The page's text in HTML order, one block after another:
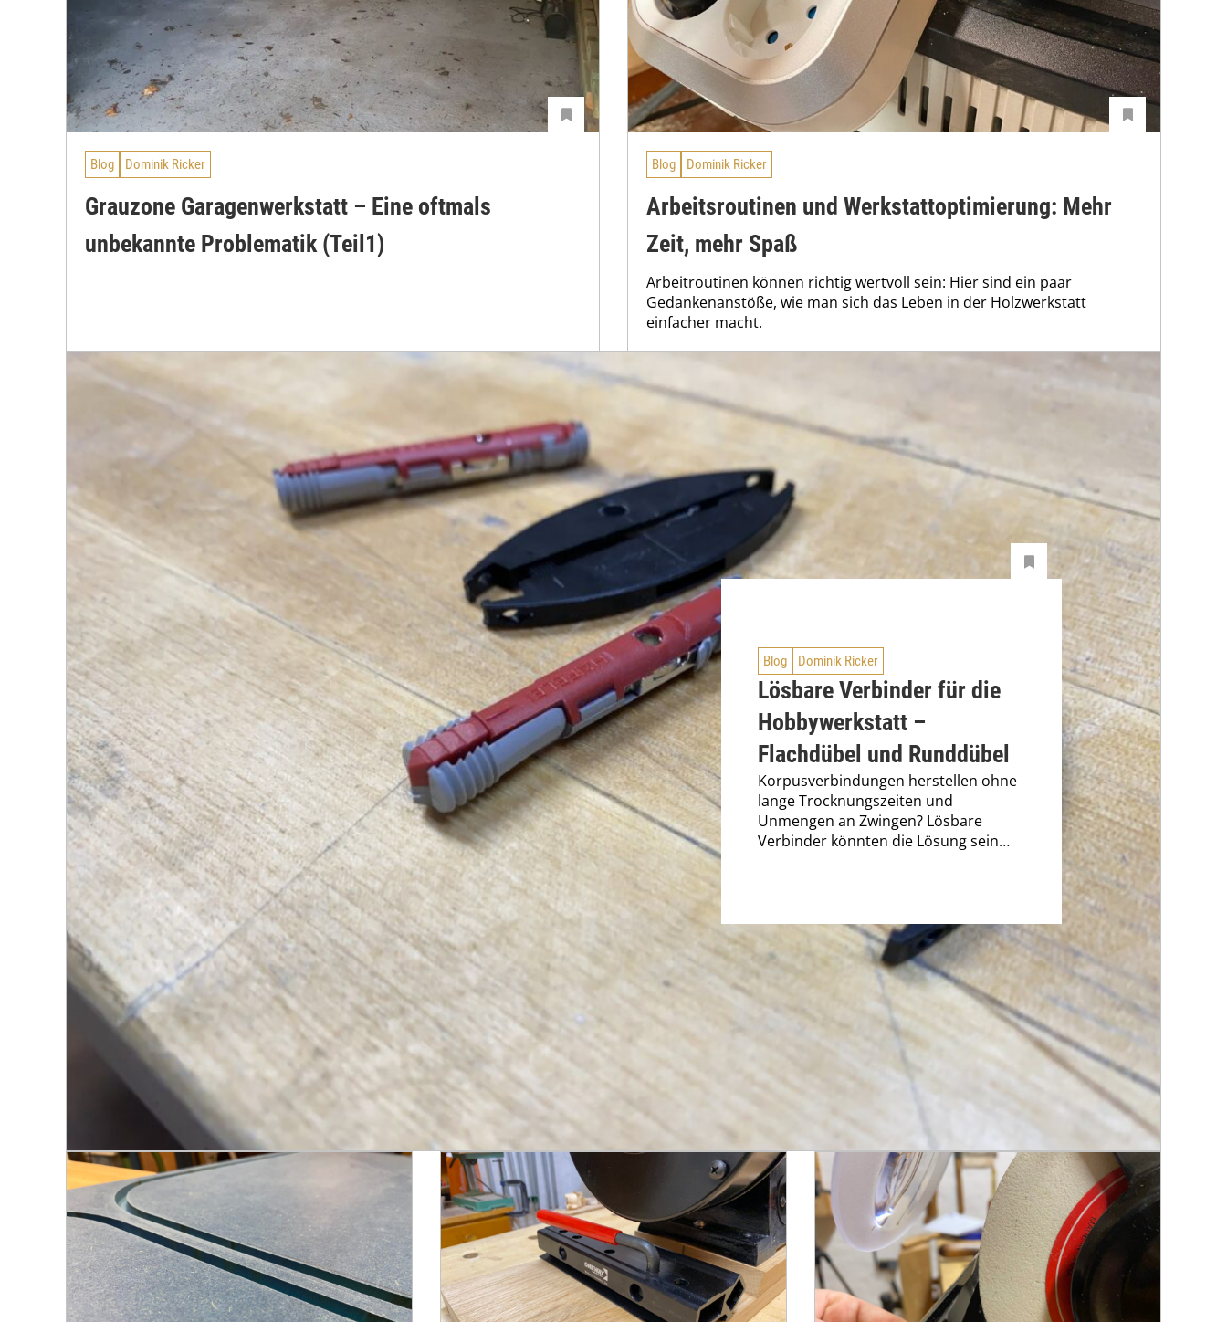
Blog Dominik Ricker
Grauzone Garagenwerkstatt – Eine oftmals
unbekannte Problematik (Teil1)
Blog Dominik Ricker
Arbeitsroutinen und Werkstattoptimierung: Mehr
Zeit, mehr Spaß
Arbeitroutinen können richtig wertvoll sein: Hier sind ein paar
Gedankenanstöße, wie man sich das Leben in der Holzwerkstatt
einfacher macht.
Blog Dominik Ricker
Lösbare Verbinder für die
Hobbywerkstatt –
Flachdübel und Runddübel
Korpusverbindungen herstellen ohne
lange Trocknungszeiten und
Unmengen an Zwingen? Lösbare
Verbinder könnten die Lösung sein…